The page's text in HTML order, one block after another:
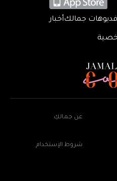
فديوهات جمالكأخبار
عن جمالكِ
شروط الإستخدام